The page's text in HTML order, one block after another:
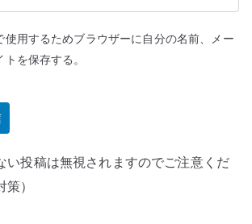
使用するためブラウザーに自分の名前、メー
を保存する。
い投稿は無視されますのでご注意くだ
）